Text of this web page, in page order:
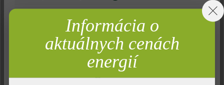
Pridať do zoznamu želaní
Tlač stránky
Neaktívne
Komfort (funkčnosť stránky)
Informácia o
aktuálnych cenách
energií